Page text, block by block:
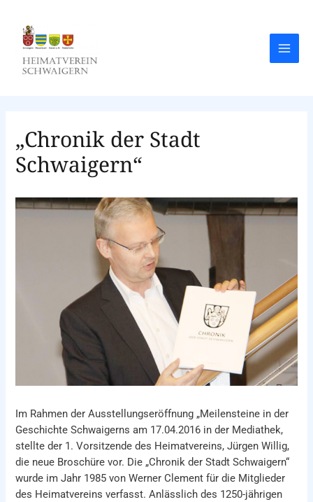
springen
Main
„Chronik der Stadt
Schwaigern“
Im Rahmen der Ausstellungseröffnung „Meilensteine in der
Geschichte Schwaigerns am 17.04.2016 in der Mediathek,
stellte der 1. Vorsitzende des Heimatvereins, Jürgen Willig,
die neue Broschüre vor. Die „Chronik der Stadt Schwaigern“
wurde im Jahr 1985 von Werner Clement für die Mitglieder
des Heimatvereins verfasst. Anlässlich des 1250-jährigen